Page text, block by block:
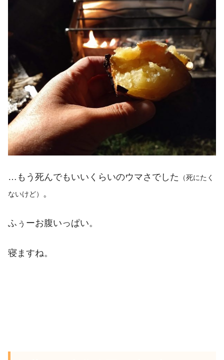
…もう死んでもいいくらいのウマさでした （死にたく
ないけど） 。
ふぅーお腹いっぱい。
寝ますね。